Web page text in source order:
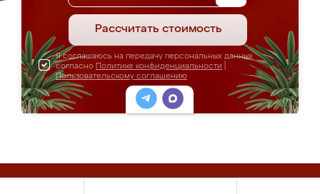
Рассчитать стоимость
Я соглашаюсь на передачу персональных данных
согласно Политике конфиденциальности
Пользовательскому соглашению